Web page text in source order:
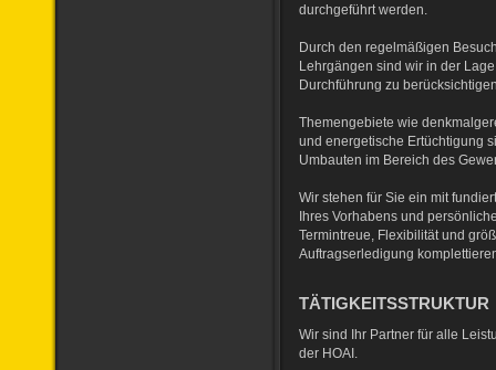
durchgeführt werden.
Durch den regelmäßigen
Lehrgängen sind wir in der
Durchführung zu
Themengebiete wie
und energetische Ertüchtigung
Umbauten im Bereich des
Wir stehen für Sie ein mit
Ihres Vorhabens und
Termintreue, Flexibilität und
Auftragserledigung
TÄTIGKEITSSTRUKTUR
Wir sind Ihr Partner für alle
der HOAI.